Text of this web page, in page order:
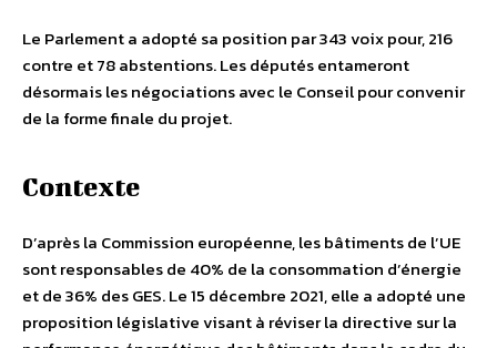
Le Parlement a adopté sa position par 343 voix pour, 216
contre et 78 abstentions. Les députés entameront
désormais les négociations avec le Conseil pour convenir
de la forme finale du projet.
Contexte
D’après la Commission européenne, les bâtiments de l’UE
sont responsables de 40% de la consommation d’énergie
et de 36% des GES. Le 15 décembre 2021, elle a adopté une
proposition législative visant à réviser la directive sur la